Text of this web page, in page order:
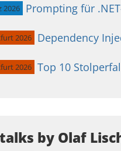
2026 Prompting für
2026 Dependency
2026 Top 10
by Olaf